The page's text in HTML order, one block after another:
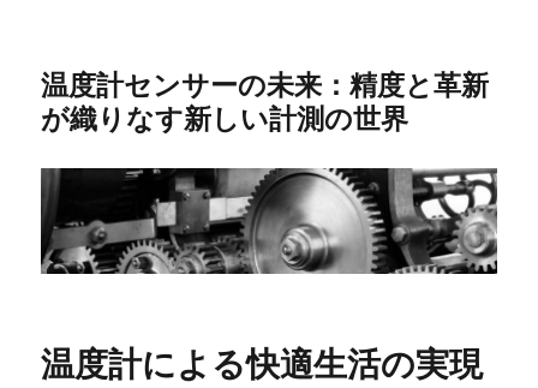
温度計センサーの未来：精度と革新
が織りなす新しい計測の世界
温度計による快適生活の実現